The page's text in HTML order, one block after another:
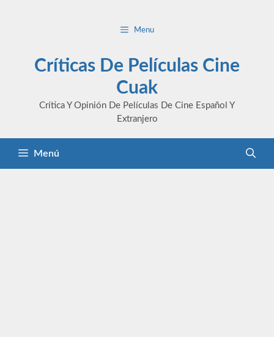
Menu
Críticas De Películas Cine
Cuak
Crítica Y Opinión De Películas De Cine Español Y
Extranjero
Menú